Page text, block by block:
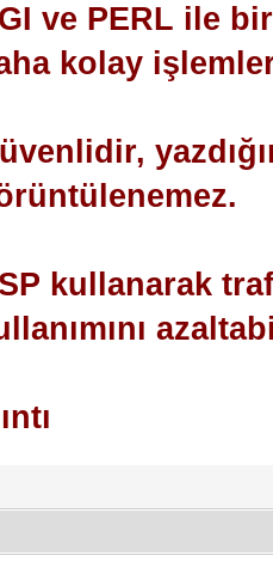
ve PERL ile
kolay
kullanarak